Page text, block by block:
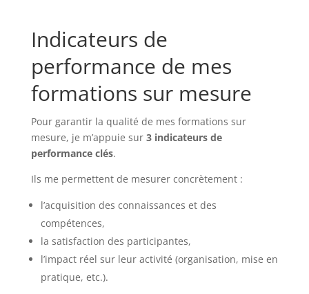
Indicateurs de
performance de mes
formations sur mesure
Pour garantir la qualité de mes formations sur
mesure, je m’appuie sur 3 indicateurs de
performance clés.
Ils me permettent de mesurer concrètement :
l’acquisition des connaissances et des
compétences,
la satisfaction des participantes,
l’impact réel sur leur activité (organisation, mise en
pratique, etc.).